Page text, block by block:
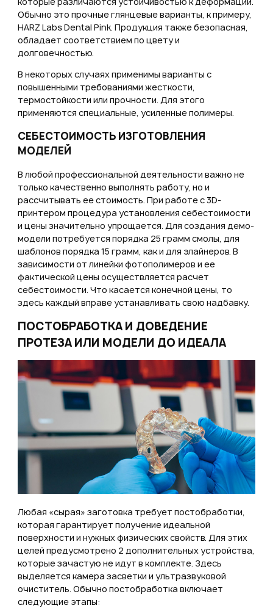
Обычно это прочные глянцевые варианты, к примеру,
HARZ Labs Dental Pink. Продукция также безопасная,
обладает соответствием по цвету и
долговечностью.
В некоторых случаях применимы варианты с
повышенными требованиями жесткости,
термостойкости или прочности. Для этого
применяются специальные, усиленные полимеры.
СЕБЕСТОИМОСТЬ ИЗГОТОВЛЕНИЯ
МОДЕЛЕЙ
В любой профессиональной деятельности важно не
только качественно выполнять работу, но и
рассчитывать ее стоимость. При работе с 3D-
принтером процедура установления себестоимости
и цены значительно упрощается. Для создания демо-
модели потребуется порядка 25 грамм смолы, для
шаблонов порядка 15 грамм, как и для элайнеров. В
зависимости от линейки фотополимеров и ее
фактической цены осуществляется расчет
себестоимости. Что касается конечной цены, то
здесь каждый вправе устанавливать свою надбавку.
ПОСТОБРАБОТКА И ДОВЕДЕНИЕ
ПРОТЕЗА ИЛИ МОДЕЛИ ДО ИДЕАЛА
Любая «сырая» заготовка требует постобработки,
которая гарантирует получение идеальной
поверхности и нужных физических свойств. Для этих
целей предусмотрено 2 дополнительных устройства,
которые зачастую не идут в комплекте. Здесь
выделяется камера засветки и ультразвуковой
очиститель. Обычно постобработка включает
следующие этапы: